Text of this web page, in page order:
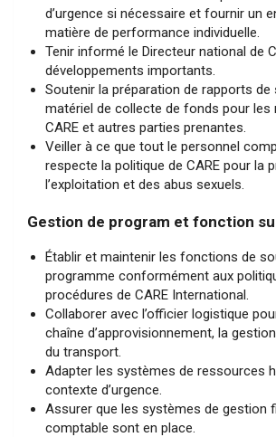
d’urgence si nécessaire et fournir un
matière de performance individuelle.
Tenir informé le Directeur national de
développements importants.
Soutenir la préparation de rapports de
matériel de collecte de fonds pour les
CARE et autres parties prenantes.
Veiller à ce que tout le personnel
respecte la politique de CARE pour la
l’exploitation et des abus sexuels.
Gestion de program et fonction
Établir et maintenir les fonctions de
programme conformément aux
procédures de CARE International.
Collaborer avec l’officier logistique
chaîne d’approvisionnement, la
du transport.
Adapter les systèmes de ressources
contexte d’urgence.
Assurer que les systèmes de gestion
comptable sont en place.